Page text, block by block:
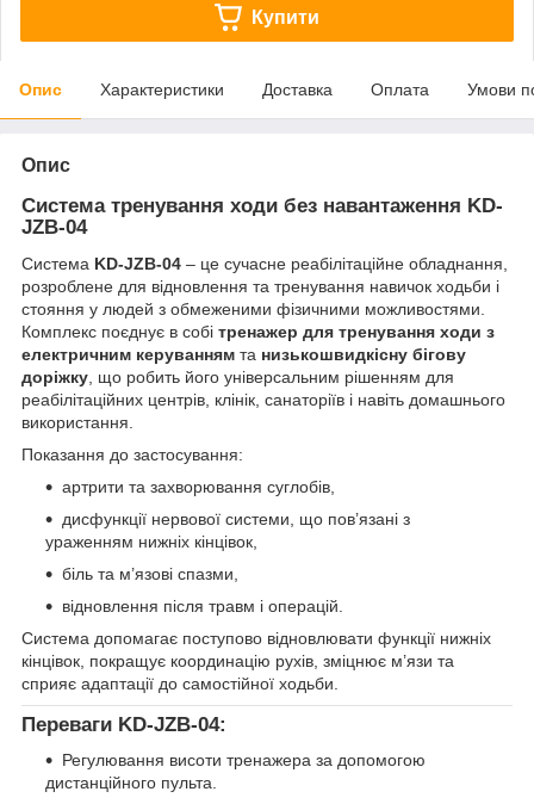
Купити
Опис Характеристики Доставка Оплата Умови
Опис
Система тренування ходи без навантаження KD-
JZB-04
Система KD-JZB-04 – це сучасне реабілітаційне обладнання,
розроблене для відновлення та тренування навичок ходьби і
стояння у людей з обмеженими фізичними можливостями.
Комплекс поєднує в собі тренажер для тренування ходи з
електричним керуванням та низькошвидкісну бігову
доріжку , що робить його універсальним рішенням для
реабілітаційних центрів, клінік, санаторіїв і навіть домашнього
використання.
Показання до застосування:
артрити та захворювання суглобів,
дисфункції нервової системи, що пов’язані з
ураженням нижніх кінцівок,
біль та м’язові спазми,
відновлення після травм і операцій.
Система допомагає поступово відновлювати функції нижніх
кінцівок, покращує координацію рухів, зміцнює м’язи та
сприяє адаптації до самостійної ходьби.
Переваги KD-JZB-04:
Регулювання висоти тренажера за допомогою
дистанційного пульта.